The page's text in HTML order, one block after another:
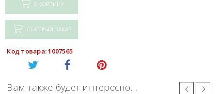
В КОРЗИНУ
БЫСТРЫЙ ЗАКАЗ
Код товара: 1007565
Вам также будет интересно…